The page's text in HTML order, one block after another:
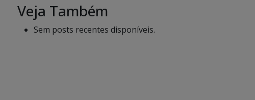
Veja Também
Sem posts recentes disponíveis.